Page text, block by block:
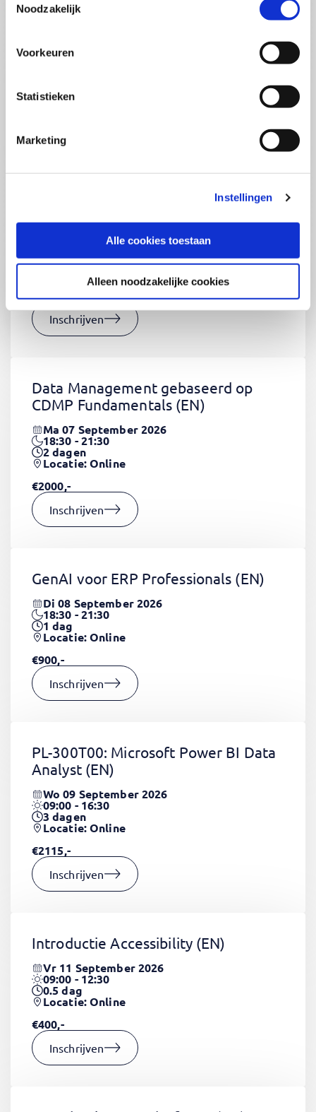
Noodzakelijk
Voorkeuren
Statistieken
Marketing
Instellingen
Alle cookies toestaan
Alleen noodzakelijke cookies
(EN)
Locatie: Online
Inschrijven
Do 03 September 2026
2dagen
€1320,-
Inschrijven
Data Management gebaseerd op
CDMP Fundamentals (EN)
Ma 07 September 2026
18:30 - 21:30
2dagen
Locatie: Online
€2000,-
Inschrijven
GenAI voor ERP Professionals (EN)
Di 08 September 2026
18:30 - 21:30
1dag
Locatie: Online
€900,-
Inschrijven
PL-300T00: Microsoft Power BI Data
Analyst (EN)
Wo 09 September 2026
09:00 - 16:30
3dagen
Locatie: Online
€2115,-
Inschrijven
Introductie Accessibility (EN)
Vr 11 September 2026
09:00 - 12:30
0.5dag
Locatie: Online
€400,-
Inschrijven